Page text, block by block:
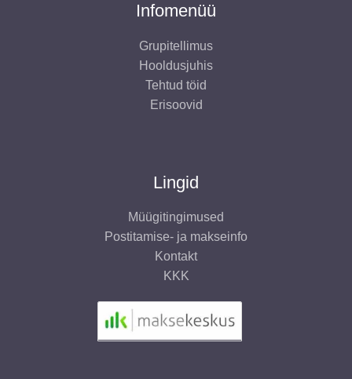
Infomenüü
Grupitellimus
Hooldusjuhis
Tehtud töid
Erisoovid
Lingid
Müügitingimused
Postitamise- ja makseinfo
Kontakt
KKK